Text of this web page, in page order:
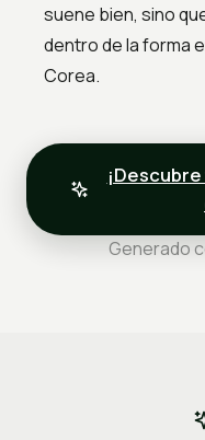
suene bien, sino
dentro de la forma
Corea.
Generado